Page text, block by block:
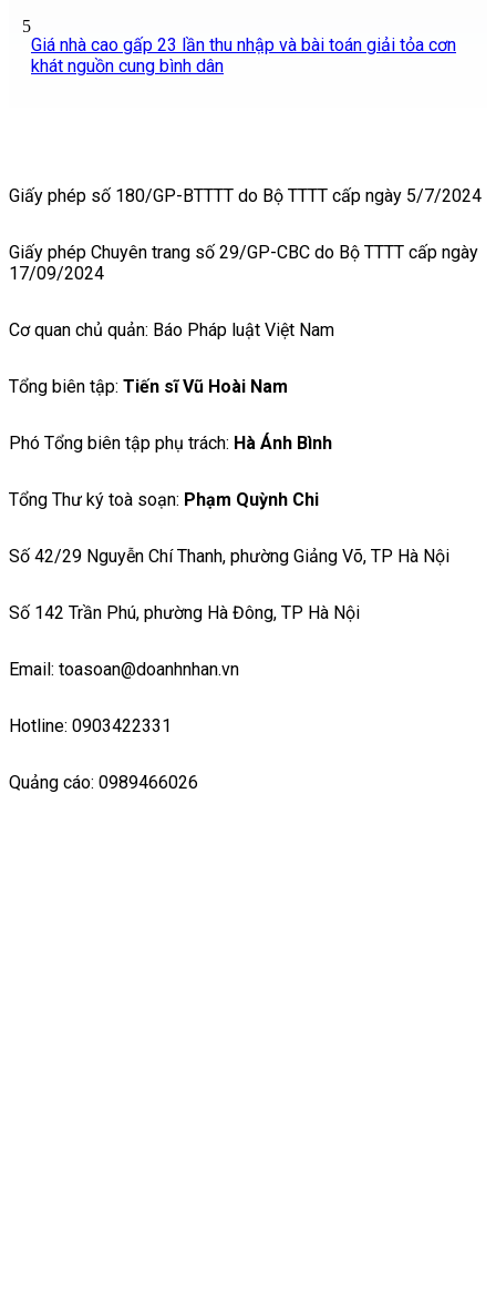
5
Giá nhà cao gấp 23 lần thu nhập và bài toán giải tỏa cơn
khát nguồn cung bình dân
Giấy phép số 180/GP-BTTTT do Bộ TTTT cấp ngày 5/7/2024
Giấy phép Chuyên trang số 29/GP-CBC do Bộ TTTT cấp ngày
17/09/2024
Cơ quan chủ quản: Báo Pháp luật Việt Nam
Tổng biên tập: Tiến sĩ Vũ Hoài Nam
Phó Tổng biên tập phụ trách: Hà Ánh Bình
Tổng Thư ký toà soạn: Phạm Quỳnh Chi
Số 42/29 Nguyễn Chí Thanh, phường Giảng Võ, TP Hà Nội
Số 142 Trần Phú, phường Hà Đông, TP Hà Nội
Email: toasoan@doanhnhan.vn
Hotline: 0903422331
Quảng cáo: 0989466026